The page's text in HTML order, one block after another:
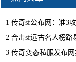
1 传奇sf公布网：准3
2 合击sf远古名人榜路
3 传奇变态私服发布